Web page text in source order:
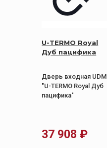
U-TERMO Royal
Дуб пацифика
Дверь входная UDM
"U-TERMO Royal Дуб
пацифика"
37 908₽